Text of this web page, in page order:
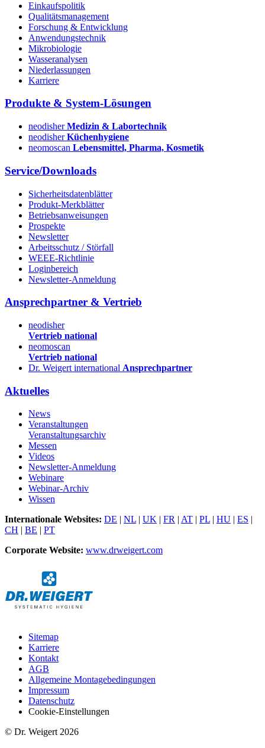
Einkaufspolitik
Qualitätsmanagement
Forschung & Entwicklung
Anwendungstechnik
Mikrobiologie
Wasseranalysen
Niederlassungen
Karriere
Produkte & System-Lösungen
neodisherMedizin & Labortechnik
neodisherKüchenhygiene
neomoscan Lebensmittel, Pharma, Kosmetik
Service/Downloads
Sicherheitsdatenblätter
Produkt-Merkblätter
Betriebsanweisungen
Prospekte
Newsletter
Arbeitsschutz / Störfall
WEEE-Richtlinie
Loginbereich
Newsletter-Anmeldung
Ansprechpartner & Vertrieb
neodisher
Vertrieb national
neomoscan
Vertrieb national
Dr. Weigert international Ansprechpartner
Aktuelles
News
Veranstaltungen
Veranstaltungsarchiv
Messen
Videos
Newsletter-Anmeldung
Webinare
Webinar-Archiv
Wissen
Internationale Websites: DE | NL | UK | FR | AT | PL | HU | ES |
CH | BE | PT
Corporate Website: www.drweigert.com
Sitemap
Karriere
Kontakt
AGB
Allgemeine Montagebedingungen
Impressum
Datenschutz
Cookie-Einstellungen
© Dr. Weigert 2026